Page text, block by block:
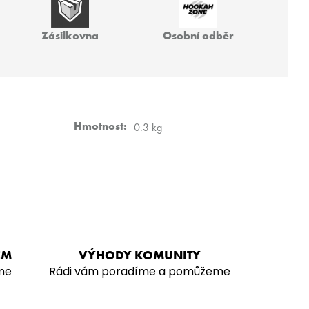
Zásilkovna Osobní odběr
Hmotnost: 0.3 kg
VÝHODY KOMUNITY
Rádi vám poradíme a pomůžeme